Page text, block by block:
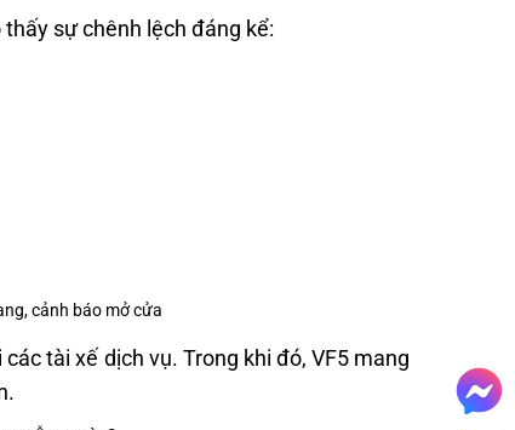
sự chênh lệch đáng kể:
cảnh báo mở cửa
tài xế dịch vụ. Trong khi đó, VF5 mang